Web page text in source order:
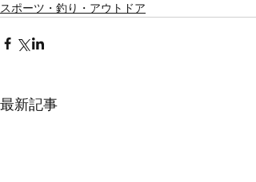
スポーツ・釣り・アウトドア
最新記事